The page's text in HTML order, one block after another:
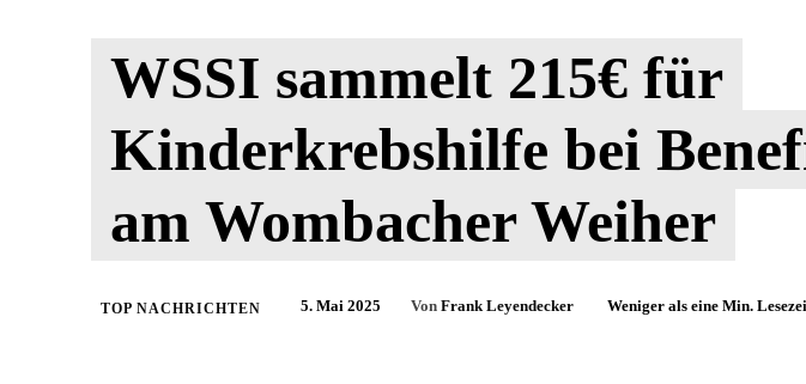
WSSI sammelt 215€ für
Kinderkrebshilfe bei
am Wombacher Weiher
TOP NACHRICHTEN 5. Mai 2025 Von Frank Leyendecker Weniger als eine Min.